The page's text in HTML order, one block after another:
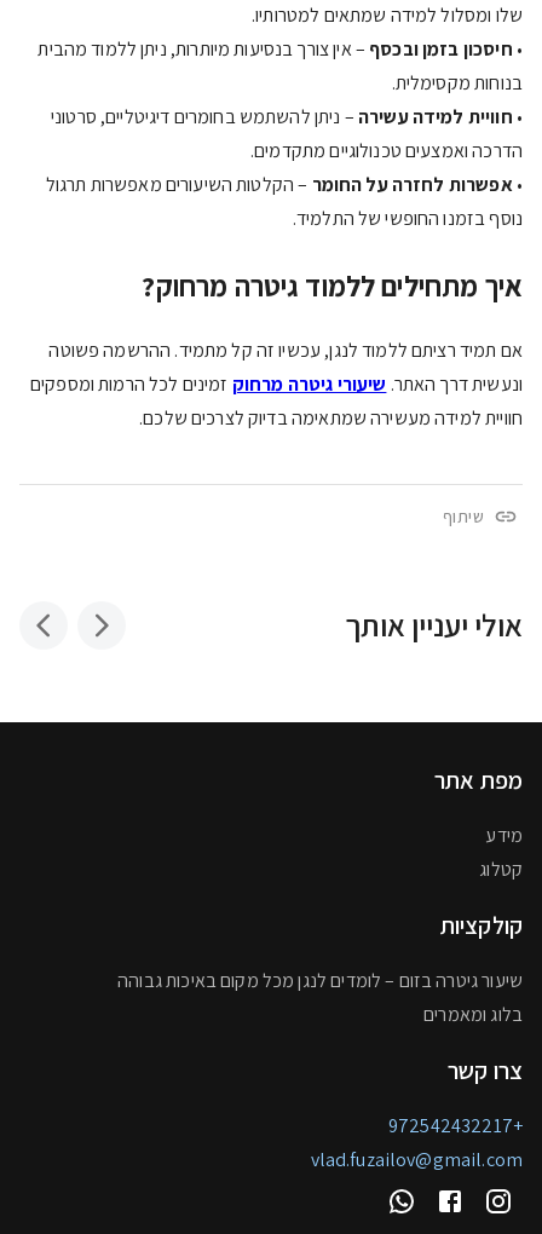
שלו ומסלול למידה שמתאים למטרותיו.
• חיסכון בזמן ובכסף – אין צורך בנסיעות מיותרות, ניתן ללמוד מהבית
בנוחות מקסימלית.
• חוויית למידה עשירה – ניתן להשתמש בחומרים דיגיטליים, סרטוני
הדרכה ואמצעים טכנולוגיים מתקדמים.
•אפשרות לחזרה על החומר – הקלטות השיעורים מאפשרות תרגול
נוסף בזמנו החופשי של התלמיד.
איך מתחילים ללמוד גיטרה מרחוק?
אם תמיד רציתם ללמוד לנגן, עכשיו זה קל מתמיד. ההרשמה פשוטה
ונעשית דרך האתר. שיעורי גיטרה מרחוק זמינים לכל הרמות ומספקים
חוויית למידה מעשירה שמתאימה בדיוק לצרכים שלכם.
שיתוף
אולי יעניין אותך
מפת אתר
מידע
קטלוג
קולקציות
שיעור גיטרה בזום – לומדים לנגן מכל מקום באיכות גבוהה
בלוג ומאמרים
צרו קשר
+972542432217
vlad.fuzailov@gmail.com